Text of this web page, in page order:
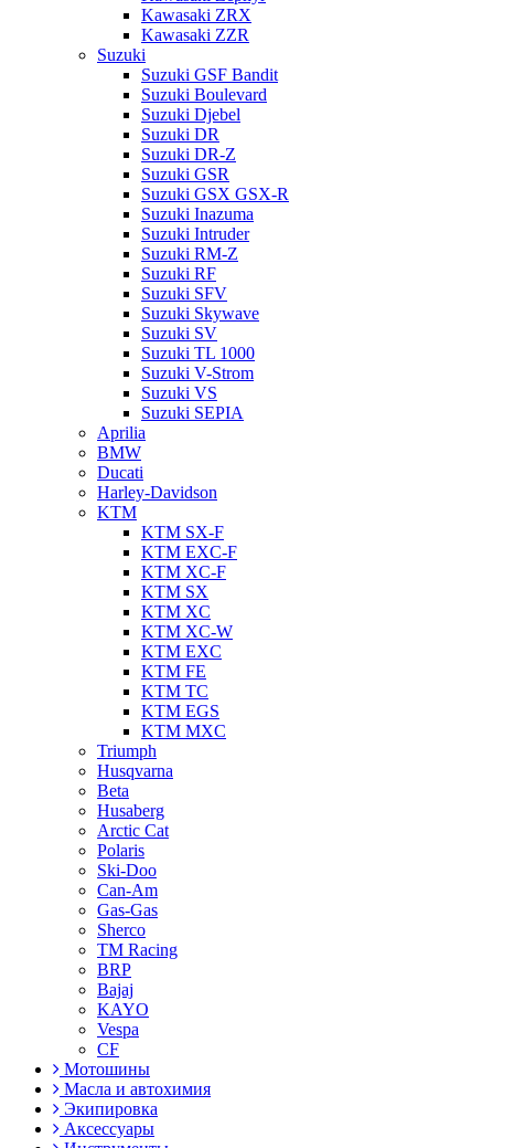
Kawasaki ZRX
Kawasaki ZZR
Suzuki
Suzuki GSF Bandit
Suzuki Boulevard
Suzuki Djebel
Suzuki DR
Suzuki DR-Z
Suzuki GSR
Suzuki GSX GSX-R
Suzuki Inazuma
Suzuki Intruder
Suzuki RM-Z
Suzuki RF
Suzuki SFV
Suzuki Skywave
Suzuki SV
Suzuki TL 1000
Suzuki V-Strom
Suzuki VS
Suzuki SEPIA
Aprilia
BMW
Ducati
Harley-Davidson
KTM
KTM SX-F
KTM EXC-F
KTM XC-F
KTM SX
KTM XC
KTM XC-W
KTM EXC
KTM FE
KTM TC
KTM EGS
KTM MXC
Triumph
Husqvarna
Beta
Husaberg
Arctic Cat
Polaris
Ski-Doo
Can-Am
Gas-Gas
Sherco
TM Racing
BRP
Bajaj
KAYO
Vespa
CF
Мотошины
Масла и автохимия
Экипировка
Аксессуары